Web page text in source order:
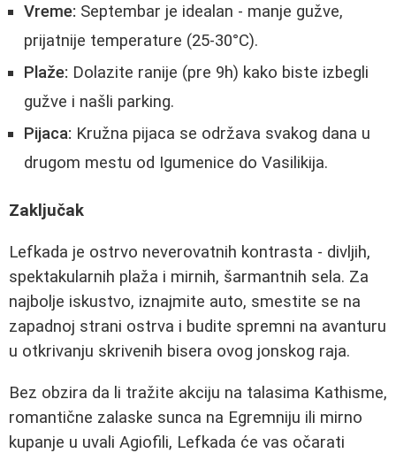
Vreme: Septembar je idealan - manje gužve,
prijatnije temperature (25-30°C).
Plaže: Dolazite ranije (pre 9h) kako biste izbegli
gužve i našli parking.
Pijaca: Kružna pijaca se održava svakog dana u
drugom mestu od Igumenice do Vasilikija.
Zaključak
Lefkada je ostrvo neverovatnih kontrasta - divljih,
spektakularnih plaža i mirnih, šarmantnih sela. Za
najbolje iskustvo, iznajmite auto, smestite se na
zapadnoj strani ostrva i budite spremni na avanturu
u otkrivanju skrivenih bisera ovog jonskog raja.
Bez obzira da li tražite akciju na talasima Kathisme,
romantične zalaske sunca na Egremniju ili mirno
kupanje u uvali Agiofili, Lefkada će vas očarati